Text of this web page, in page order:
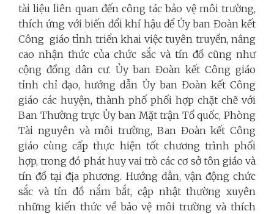
tài liệu liên quan đến công tác bảo vệ môi trường,
thích ứng với biến đổi khí hậu để Ủy ban Đoàn kết
Công giáo tỉnh triển khai việc tuyên truyền, nâng
cao nhận thức của chức sắc và tín đồ cũng như
cộng đồng dân cư. Ủy ban Đoàn kết Công giáo
tỉnh chỉ đạo, hướng dẫn Ủy ban Đoàn kết Công
giáo các huyện, thành phố phối hợp chặt chẽ với
Ban Thường trực Ủy ban Mặt trận Tổ quốc, Phòng
Tài nguyên và môi trường, Ban Đoàn kết Công
giáo cùng cấp thực hiện tốt chương trình phối
hợp, trong đó phát huy vai trò các cơ sở tôn giáo và
tín đồ tại địa phương. Hướng dẫn, vận động chức
sắc và tín đồ nắm bắt, cập nhật thường xuyên
những kiến thức về bảo vệ môi trường và thích